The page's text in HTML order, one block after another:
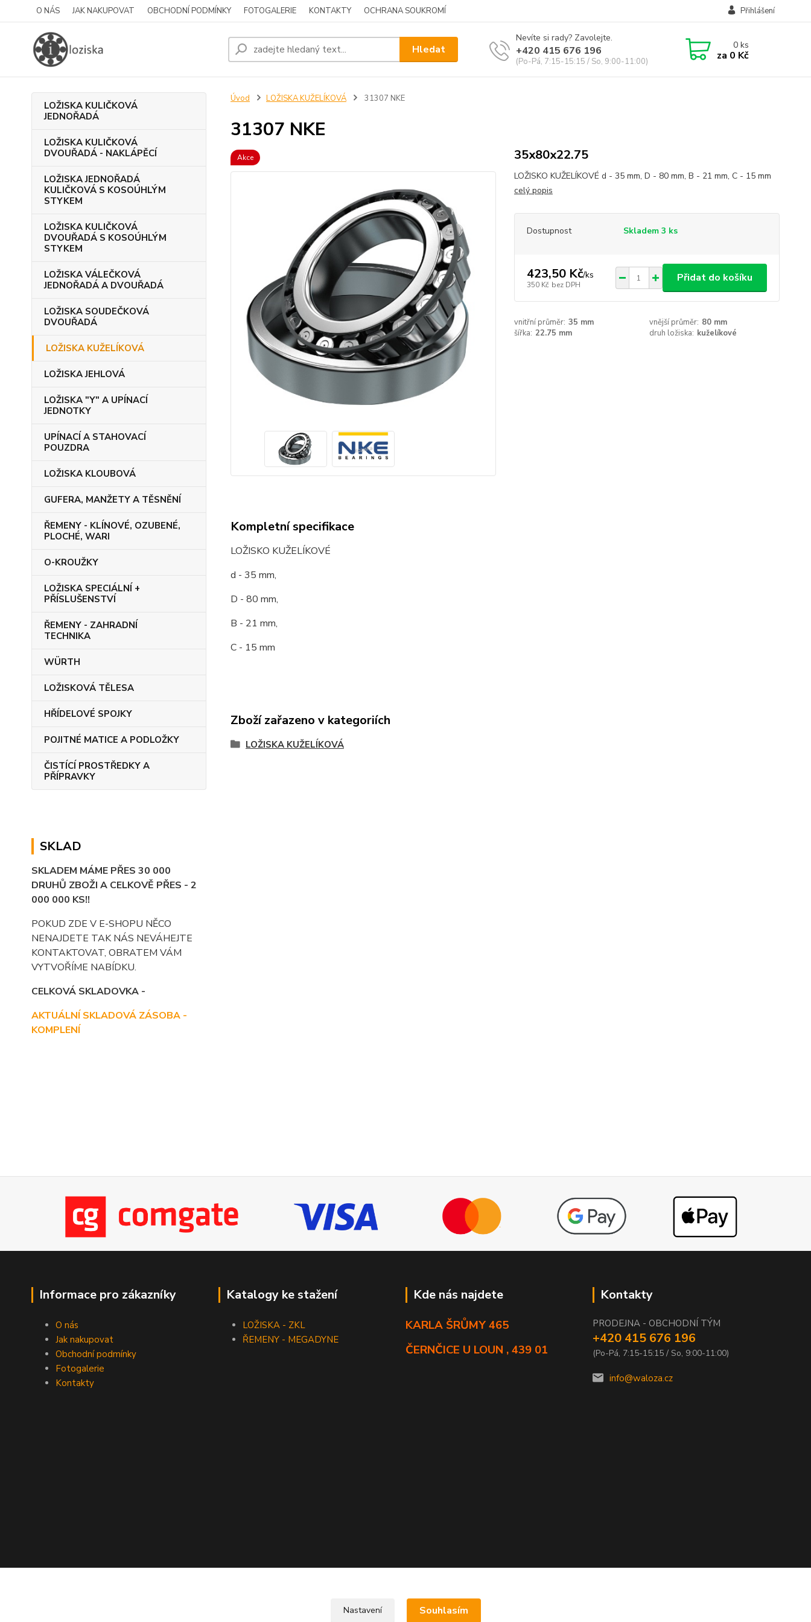
O NÁS JAK NAKUPOVAT OBCHODNÍ PODMÍNKY FOTOGALERIE KONTAKTY OCHRANA SOUKROMÍ Přihlášení
Hledat
Nevíte si rady? Zavolejte.
+420 415 676 196
(Po-Pá, 7:15-15:15 / So, 9:00-11:00)
0ks
za 0 Kč
LOŽISKA KULIČKOVÁ
JEDNOŘADÁ
LOŽISKA KULIČKOVÁ
DVOUŘADÁ - NAKLÁPĚCÍ
LOŽISKA JEDNOŘADÁ
KULIČKOVÁ S KOSOÚHLÝM
STYKEM
LOŽISKA KULIČKOVÁ
DVOUŘADÁ S KOSOÚHLÝM
STYKEM
LOŽISKA VÁLEČKOVÁ
JEDNOŘADÁ A DVOUŘADÁ
LOŽISKA SOUDEČKOVÁ
DVOUŘADÁ
LOŽISKA KUŽELÍKOVÁ
LOŽISKA JEHLOVÁ
LOŽISKA "Y" A UPÍNACÍ
JEDNOTKY
UPÍNACÍ A STAHOVACÍ
POUZDRA
LOŽISKA KLOUBOVÁ
GUFERA, MANŽETY A TĚSNĚNÍ
ŘEMENY - KLÍNOVÉ, OZUBENÉ,
PLOCHÉ, WARI
O-KROUŽKY
LOŽISKA SPECIÁLNÍ +
PŘÍSLUŠENSTVÍ
ŘEMENY - ZAHRADNÍ
TECHNIKA
WÜRTH
LOŽISKOVÁ TĚLESA
HŘÍDELOVÉ SPOJKY
POJITNÉ MATICE A PODLOŽKY
ČISTÍCÍ PROSTŘEDKY A
PŘÍPRAVKY
SKLAD
SKLADEM MÁME PŘES 30 000
DRUHŮ ZBOŽI A CELKOVĚ PŘES - 2
000 000 KS!!
POKUD ZDE V E-SHOPU NĚCO
NENAJDETE TAK NÁS NEVÁHEJTE
KONTAKTOVAT, OBRATEM VÁM
VYTVOŘÍME NABÍDKU.
CELKOVÁ SKLADOVKA -
AKTUÁLNÍ SKLADOVÁ ZÁSOBA -
KOMPLENÍ
Úvod LOŽISKA KUŽELÍKOVÁ 31307 NKE
31307 NKE
Akce 35x80x22.75
LOŽISKO KUŽELÍKOVÉ d - 35 mm, D - 80 mm, B - 21 mm, C - 15 mm
celý popis
Dostupnost Skladem 3 ks
423,50 Kč/ks
350 Kč bez DPH
Přidat do košíku
vnitřní průměr: 35 mm vnější průměr: 80 mm
šířka: 22.75 mm druh ložiska: kuželíkové
Kompletní specifikace
LOŽISKO KUŽELÍKOVÉ
d - 35 mm,
D - 80 mm,
B - 21 mm,
C - 15 mm
Zboží zařazeno v kategoriích
LOŽISKA KUŽELÍKOVÁ
Informace pro zákazníky
O nás
Jak nakupovat
Obchodní podmínky
Fotogalerie
Kontakty
Katalogy ke stažení
LOŽISKA - ZKL
ŘEMENY - MEGADYNE
Kde nás najdete
KARLA ŠRŮMY 465
ČERNČICE U LOUN , 439 01
Kontakty
PRODEJNA - OBCHODNÍ TÝM
+420 415 676 196
(Po-Pá, 7:15-15:15 / So, 9:00-11:00)
info@waloza.cz
Nastavení Souhlasím